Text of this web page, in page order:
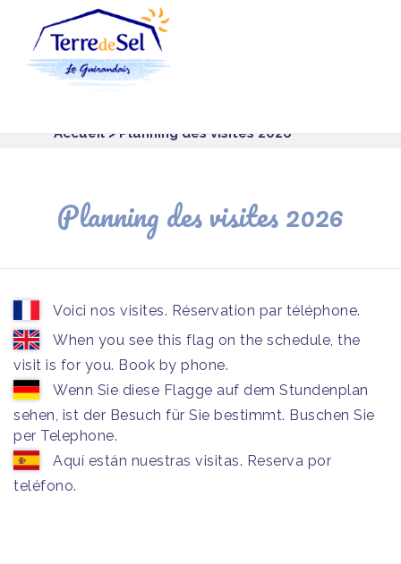
Accueil> Planning des visites 2026
Planning des visites 2026
Voici nos visites. Réservation par téléphone.
When you see this flag on the schedule, the
visit is for you. Book by phone.
Wenn Sie diese Flagge auf dem Stundenplan
sehen, ist der Besuch für Sie bestimmt. Buschen Sie
per Telephone.
Aquí están nuestras visitas. Reserva por
teléfono.
Panneau de gestion des cookies